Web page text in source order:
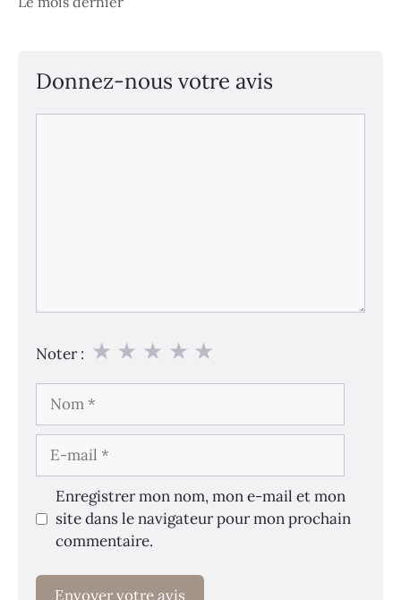
Donnez-nous votre avis
Noter : ★
★
★
★
★
mail
Enregistrer mon nom, mon e-mail et mon
site dans le navigateur pour mon prochain
commentaire.